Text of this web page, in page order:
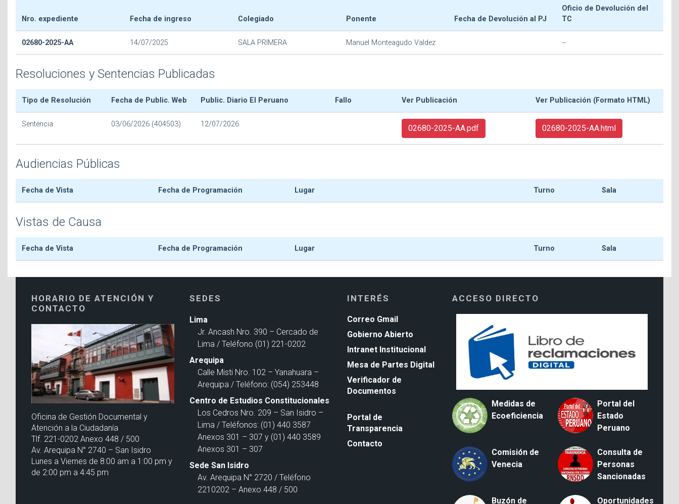
Nro. expediente Fecha de ingreso Colegiado Ponente Fecha de Devolución al PJ
Oficio de Devolución del
TC
02680-2025-AA 14/07/2025 SALA PRIMERA Manuel Monteagudo Valdez --
Resoluciones y Sentencias Publicadas
Tipo de Resolución Fecha de Public. Web Public. Diario El Peruano Fallo Ver Publicación Ver Publicación (Formato HTML)
Sentencia 03/06/2026 (404503) 12/07/2026 02680-2025-AA.pdf 02680-2025-AA.html
Audiencias Públicas
Fecha de Vista Fecha de Programación Lugar Turno Sala
Vistas de Causa
Fecha de Vista Fecha de Programación Lugar Turno Sala
HORARIO DE ATENCIÓN Y
CONTACTO
Oficina de Gestión Documental y
Atención a la Ciudadanía
Tlf. 221-0202 Anexo 448 / 500
Av. Arequipa N° 2740 – San Isidro
Lunes a Viernes de 8:00 am a 1:00 pm y
de 2:00 pm a 4:45 pm
SEDES
Lima
Jr. Ancash Nro. 390 – Cercado de
Lima / Teléfono (01) 221-0202
Arequipa
Calle Misti Nro. 102 – Yanahuara –
Arequipa / Teléfono: (054) 253448
Centro de Estudios Constitucionales
Los Cedros Nro. 209 – San Isidro –
Lima / Teléfonos: (01) 440 3587
Anexos 301 – 307 y (01) 440 3589
Anexos 301 – 307
Sede San Isidro
Av. Arequipa N° 2720 / Teléfono
2210202 – Anexo 448 / 500
INTERÉS
Correo Gmail
Gobierno Abierto
Intranet Institucional
Mesa de Partes Digital
Verificador de
Documentos
Portal de
Transparencia
Contacto
ACCESO DIRECTO
Medidas de
Ecoeficiencia
Portal del
Estado
Peruano
Comisión de
Venecia
Consulta de
Personas
Sancionadas
Buzón de Oportunidades